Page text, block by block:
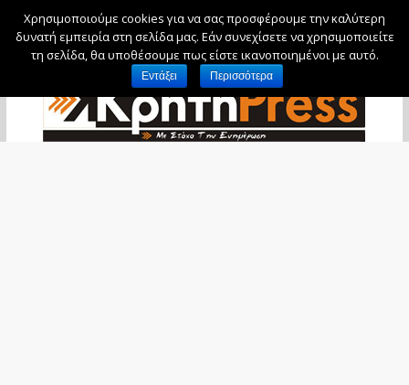
Σάββατο, 8 Αυγούστου, 2026
Χρησιμοποιούμε cookies για να σας προσφέρουμε την καλύτερη
δυνατή εμπειρία στη σελίδα μας. Εάν συνεχίσετε να χρησιμοποιείτε
τη σελίδα, θα υποθέσουμε πως είστε ικανοποιημένοι με αυτό.
Εντάξει Περισσότερα